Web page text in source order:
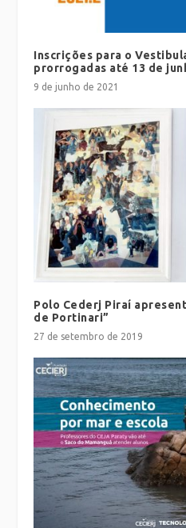
Inscrições para o
prorrogadas até 13 de
9 de junho de 2021
Polo Cederj Piraí
de Portinari”
27 de setembro de 2019